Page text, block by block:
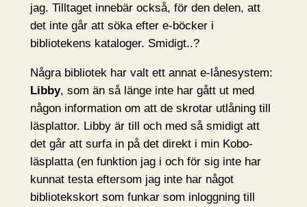
jag. Tilltaget innebär också, för den delen, att
det inte går att söka efter e-böcker i
bibliotekens kataloger. Smidigt..?
Några bibliotek har valt ett annat e-lånesystem:
Libby, som än så länge inte har gått ut med
någon information om att de skrotar utlåning till
läsplattor. Libby är till och med så smidigt att
det går att surfa in på det direkt i min Kobo-
läsplatta (en funktion jag i och för sig inte har
kunnat testa eftersom jag inte har något
bibliotekskort som funkar som inloggning till